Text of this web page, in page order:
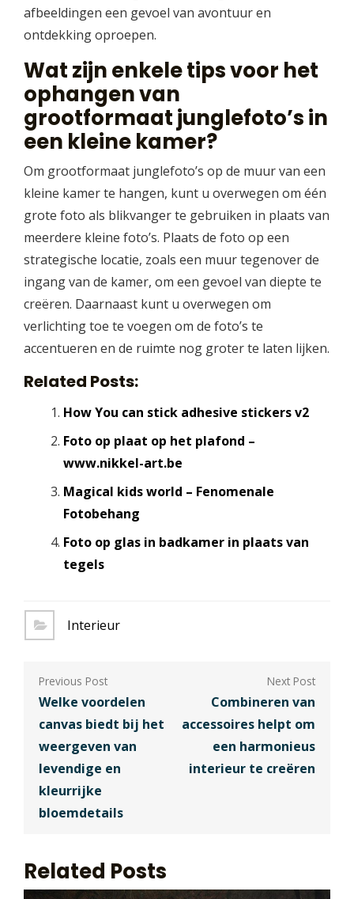
afbeeldingen een gevoel van avontuur en
ontdekking oproepen.
Wat zijn enkele tips voor het
ophangen van
grootformaat junglefoto’s in
een kleine kamer?
Om grootformaat junglefoto’s op de muur van een
kleine kamer te hangen, kunt u overwegen om één
grote foto als blikvanger te gebruiken in plaats van
meerdere kleine foto’s. Plaats de foto op een
strategische locatie, zoals een muur tegenover de
ingang van de kamer, om een gevoel van diepte te
creëren. Daarnaast kunt u overwegen om
verlichting toe te voegen om de foto’s te
accentueren en de ruimte nog groter te laten lijken.
Related Posts:
How You can stick adhesive stickers v2
Foto op plaat op het plafond –
www.nikkel-art.be
Magical kids world – Fenomenale
Fotobehang
Foto op glas in badkamer in plaats van
tegels
Interieur
Berichtnavigatie
Welke voordelen
canvas biedt bij het
weergeven van
levendige en
kleurrijke
bloemdetails
Combineren van
accessoires helpt om
een harmonieus
interieur te creëren
Related Posts